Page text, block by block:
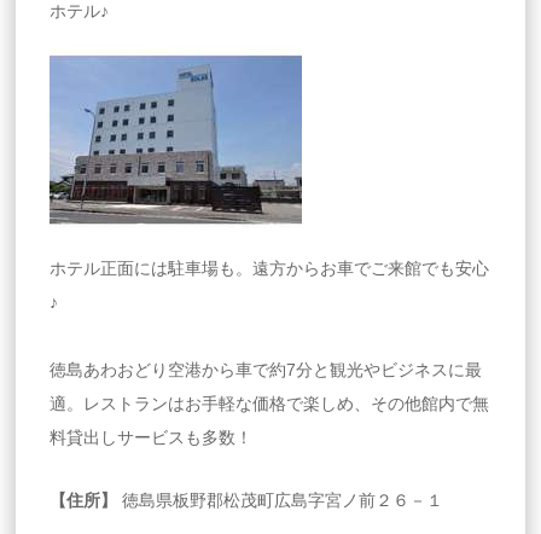
ホテル♪
ホテル正面には駐車場も。遠方からお車でご来館でも安心
♪
徳島あわおどり空港から車で約7分と観光やビジネスに最
適。レストランはお手軽な価格で楽しめ、その他館内で無
料貸出しサービスも多数！
【住所】 徳島県板野郡松茂町広島字宮ノ前２６－１